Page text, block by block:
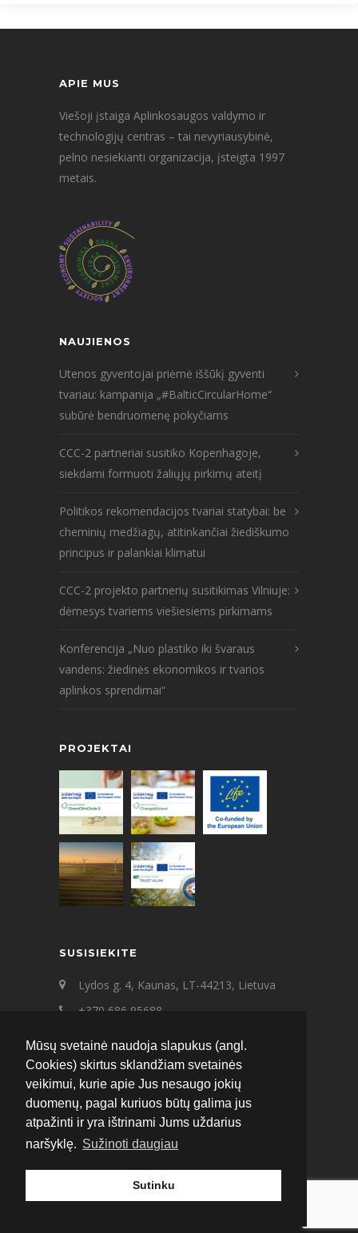
Mūsų svetainė naudoja slapukus (angl.
Cookies) skirtus sklandžiam svetainės
veikimui, kurie apie Jus nesaugo jokių
duomenų, pagal kuriuos būtų galima jus
atpažinti ir yra ištrinami Jums uždarius
naršyklę. Sužinoti daugiau
Sutinku
APIE MUS
Viešoji įstaiga Aplinkosaugos valdymo ir
technologijų centras – tai nevyriausybinė,
pelno nesiekianti organizacija, įsteigta 1997
metais.
NAUJIENOS
Utenos gyventojai priėmė iššūkį gyventi
tvariau: kampanija „#BalticCircularHome“
subūrė bendruomenę pokyčiams
CCC-2 partneriai susitiko Kopenhagoje,
siekdami formuoti žaliųjų pirkimų ateitį
Politikos rekomendacijos tvariai statybai: be
cheminių medžiagų, atitinkančiai žiediškumo
principus ir palankiai klimatui
CCC-2 projekto partnerių susitikimas Vilniuje:
dėmesys tvariems viešiesiems pirkimams
Konferencija „Nuo plastiko iki švaraus
vandens: žiedinės ekonomikos ir tvarios
aplinkos sprendimai“
PROJEKTAI
SUSISIEKITE
Lydos g. 4, Kaunas, LT-44213, Lietuva
+370 686 95688
ecat@ecat.lt
Facebook
Instagram
LinkedIn
© 2020 ECAT